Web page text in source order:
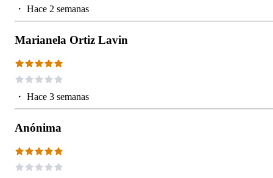
・ Hace 2 semanas
Marianela Ortiz Lavin
・ Hace 3 semanas
Anónima